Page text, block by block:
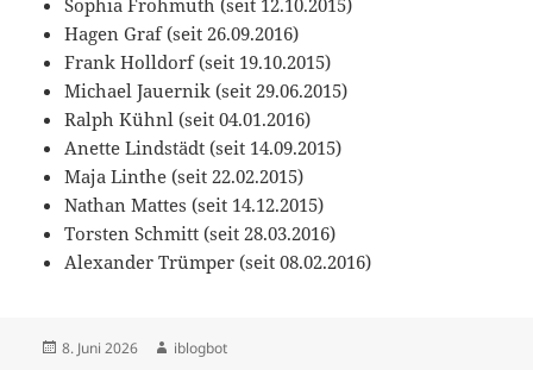
Sophia Frohmuth (seit 12.10.2015)
Hagen Graf (seit 26.09.2016)
Frank Holldorf (seit 19.10.2015)
Michael Jauernik (seit 29.06.2015)
Ralph Kühnl (seit 04.01.2016)
Anette Lindstädt (seit 14.09.2015)
Maja Linthe (seit 22.02.2015)
Nathan Mattes (seit 14.12.2015)
Torsten Schmitt (seit 28.03.2016)
Alexander Trümper (seit 08.02.2016)
Veröffentlicht
8. Juni 2026 Autor
iblogbot